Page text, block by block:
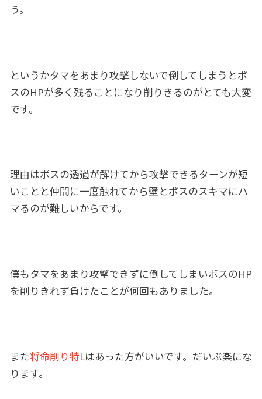
う。
というかタマをあまり攻撃しないで倒してしまうとボ
スのHPが多く残ることになり削りきるのがとても大変
です。
理由はボスの透過が解けてから攻撃できるターンが短
いことと仲間に一度触れてから壁とボスのスキマにハ
マるのが難しいからです。
僕もタマをあまり攻撃できずに倒してしまいボスのHP
を削りきれず負けたことが何回もありました。
また将命削り特Lはあった方がいいです。だいぶ楽にな
ります。